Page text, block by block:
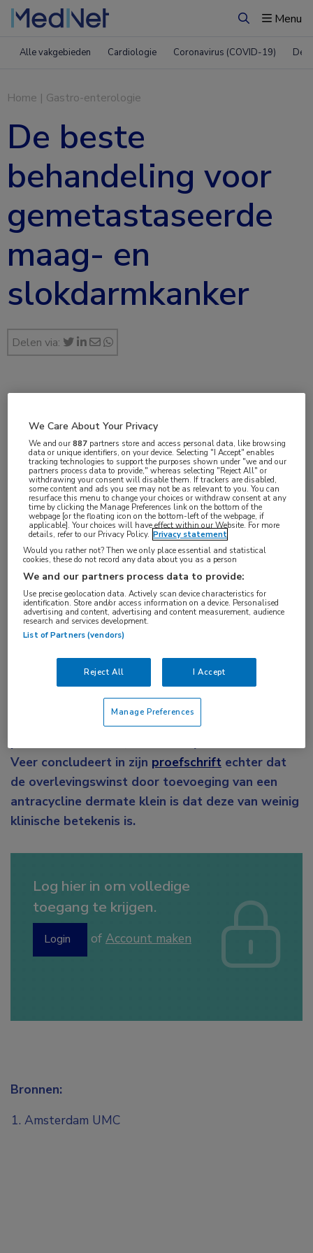
ZoekenMenu
Alle vakgebieden Cardiologie Coronavirus (COVID-19)
Home | Gastro-enterologie
De beste
behandeling voor
gemetastaseerde
maag- en
slokdarmkanker
Delen via:
Volgens de huidige richtlijnen moet
gemetastaseerde maag- en slokdarmkanker
worden behandeld met een combinatie van drie
middelen: een fluoropyrimidine, een
platinumderivaat en, indien de conditie van de
Veer concludeert in zijn proefschrift echter dat
de overlevingswinst door toevoeging van een
antracycline dermate klein is dat deze van weinig
klinische betekenis is.
Log hier in om volledige
toegang te krijgen.
Login of Account maken
Bronnen:
Amsterdam UMC
Vakgebieden:
Gastro-enterologie,Oncologie
Aandachtsgebieden:
Maag-darm-leveroncologie
antracycline
fluoropyrimidine , maagkanker oxaliplatine
slokdarmkanker
We Care About Your Privacy
We and our887 partners store and access personal data, like browsing
data or unique identifiers, on your device. Selecting "I Accept" enables
tracking technologies to support the purposes shown under "we and our
partners process data to provide," whereas selecting "Reject All" or
withdrawing your consent will disable them. If trackers are disabled,
some content and ads you see may not be as relevant to you. You can
resurface this menu to change your choices or withdraw consent at any
time by clicking the Manage Preferences link on the bottom of the
webpage [or the floating icon on the bottom-left of the webpage, if
applicable]. Your choices will have effect within our Website. For more
details, refer to our Privacy Policy. Privacy statement
Would you rather not? Then we only place essential and statistical
cookies, these do not record any data about you as a person
We and our partners process data to provide:
Use precise geolocation data. Actively scan device characteristics for
identification. Store and/or access information on a device. Personalised
advertising and content, advertising and content measurement, audience
research and services development.
List of Partners (vendors)
Reject All I Accept
Manage Preferences